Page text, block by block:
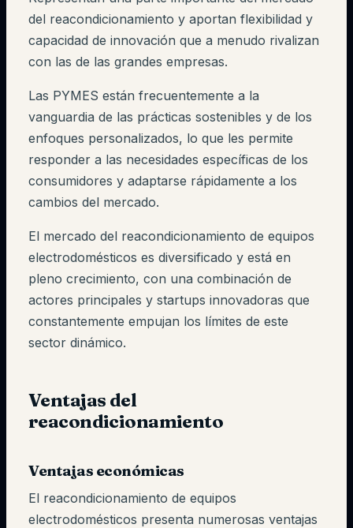
del reacondicionamiento y aportan flexibilidad y
capacidad de innovación que a menudo rivalizan
con las de las grandes empresas.
Las PYMES están frecuentemente a la
vanguardia de las prácticas sostenibles y de los
enfoques personalizados, lo que les permite
responder a las necesidades específicas de los
consumidores y adaptarse rápidamente a los
cambios del mercado.
El mercado del reacondicionamiento de equipos
electrodomésticos es diversificado y está en
pleno crecimiento, con una combinación de
actores principales y startups innovadoras que
constantemente empujan los límites de este
sector dinámico.
Ventajas del
reacondicionamiento
Ventajas económicas
El reacondicionamiento de equipos
electrodomésticos presenta numerosas ventajas